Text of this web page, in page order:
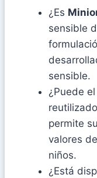
¿Es
sensible
sensible.
¿Puede
permite
valores
niños.
¿Está